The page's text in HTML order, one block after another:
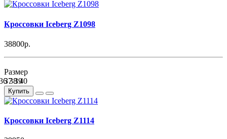
Кроссовки Iceberg Z1098
38800р.
Размер
37383940
Купить
Кроссовки Iceberg Z1114